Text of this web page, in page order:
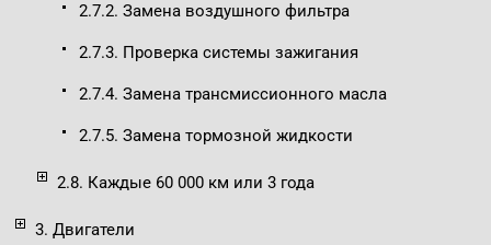
2.7.2. Замена воздушного фильтра
2.7.3. Проверка системы зажигания
2.7.4. Замена трансмиссионного масла
2.7.5. Замена тормозной жидкости
2.8. Каждые 60 000 км или 3 года
3. Двигатели